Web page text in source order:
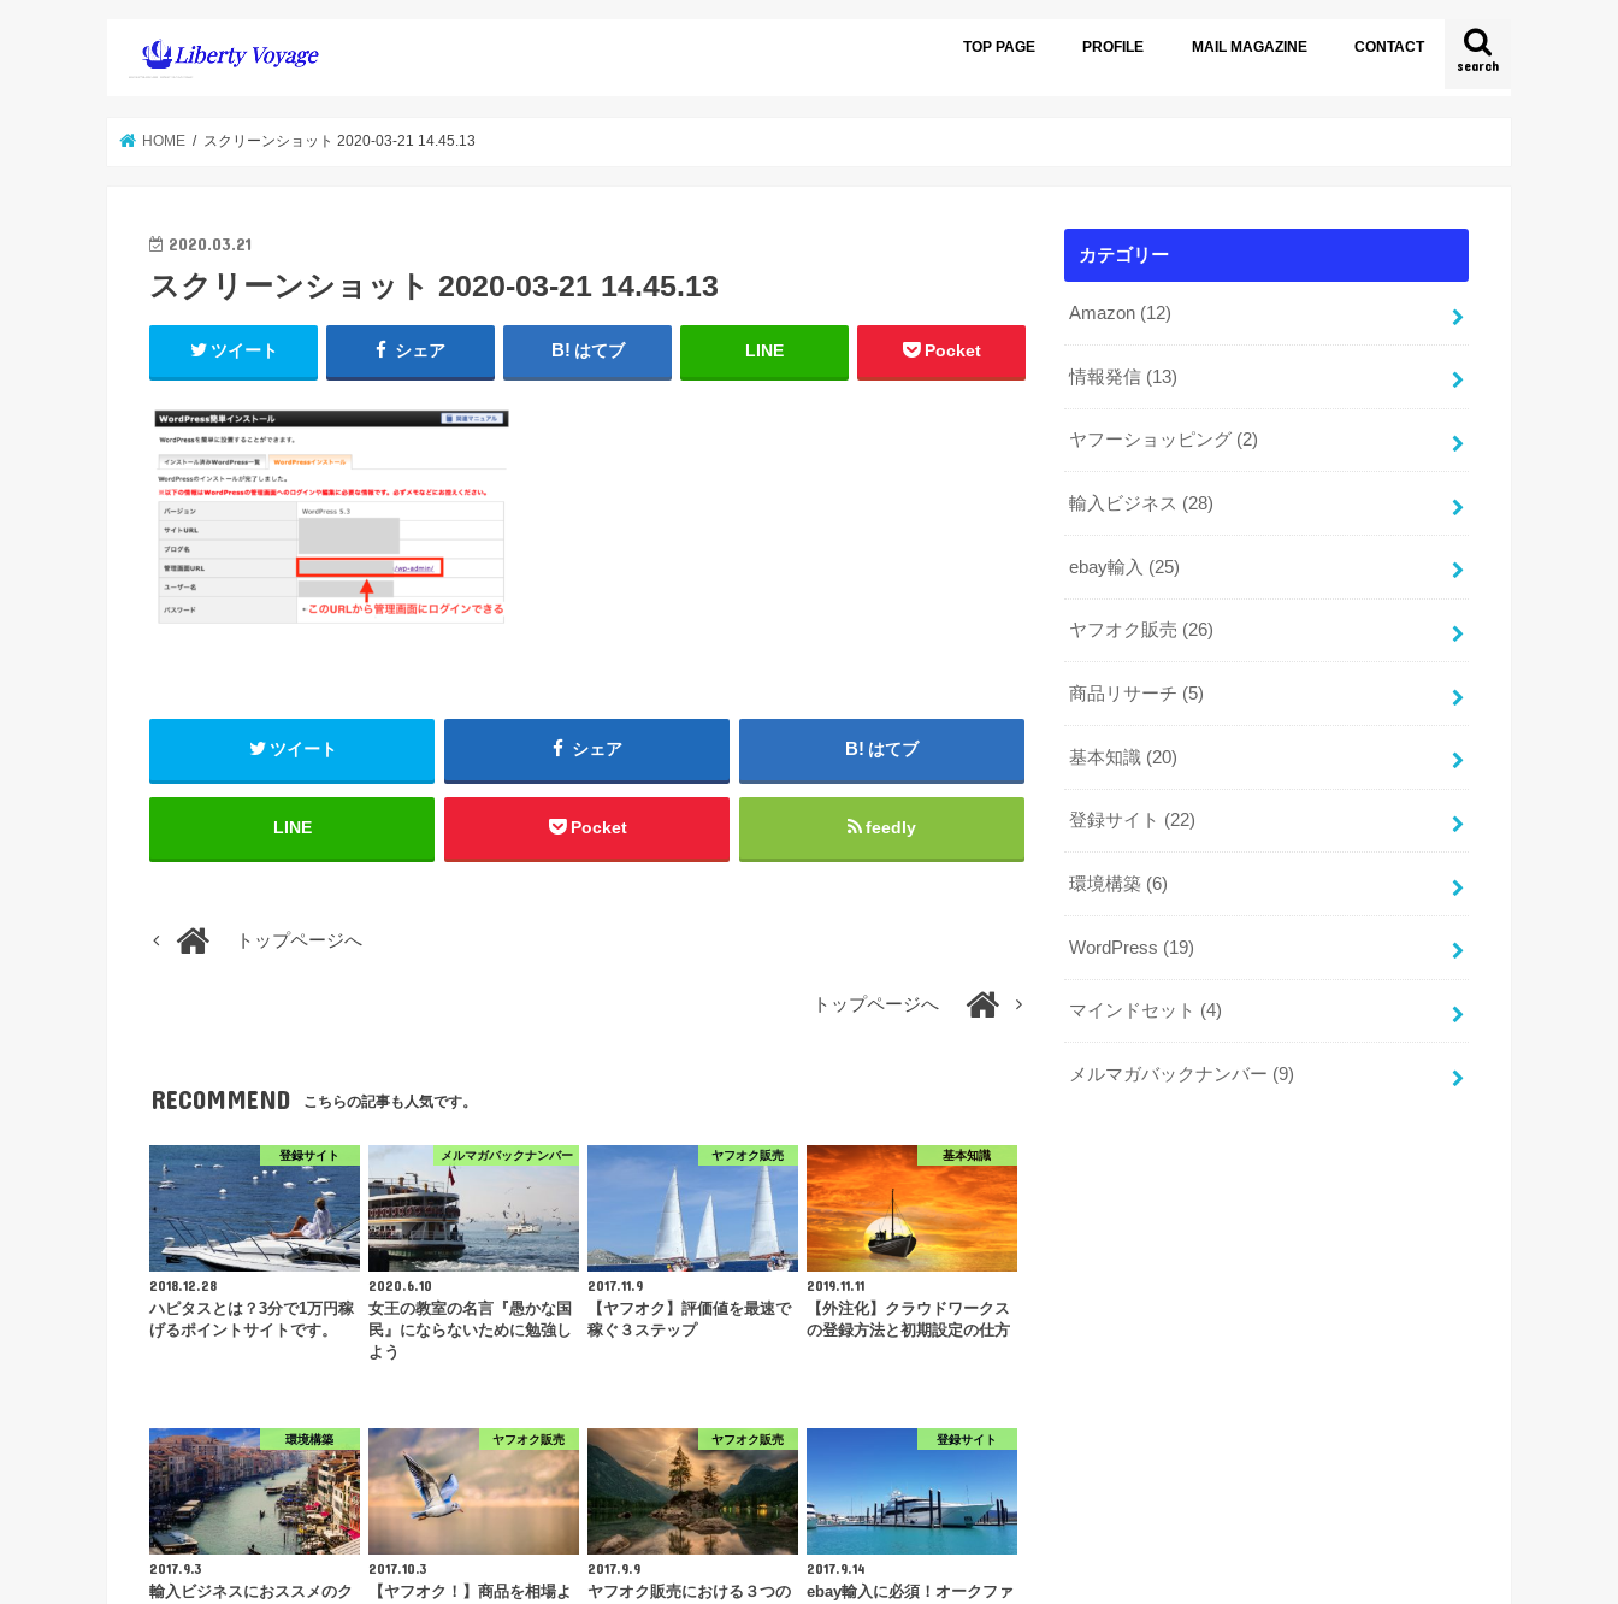
search
TOP PAGE PROFILE MAIL MAGAZINE CONTACT
HOME スクリーンショット 2020-03-21 14.45.13
2020.03.21
スクリーンショット 2020-03-21 14.45.13
ツイート シェア はてブ LINE Pocket
ツイート シェア はてブ
LINE Pocket feedly
トップページへ
トップページへ
RECOMMEND こちらの記事も人気です。
登録サイト
2018.12.28
ハピタスとは？3分で1万円稼
げるポイントサイトです。
メルマガバックナンバー
2020.6.10
女王の教室の名言『愚かな国
民』にならないために勉強し
よう
ヤフオク販売
2017.11.9
【ヤフオク】評価値を最速で
稼ぐ３ステップ
基本知識
2019.11.11
【外注化】クラウドワークス
の登録方法と初期設定の仕方
環境構築
2017.9.3
輸入ビジネスにおススメのク
ヤフオク販売
2017.10.3
【ヤフオク！】商品を相場よ
ヤフオク販売
2017.9.9
ヤフオク販売における３つの
登録サイト
2017.9.14
ebay輸入に必須！オークファ
カテゴリー
Amazon (12)
情報発信 (13)
ヤフーショッピング (2)
輸入ビジネス (28)
ebay輸入 (25)
ヤフオク販売 (26)
商品リサーチ (5)
基本知識 (20)
登録サイト (22)
環境構築 (6)
WordPress (19)
マインドセット (4)
メルマガバックナンバー (9)